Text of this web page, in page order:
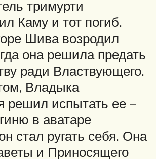
тримурти
Каму и тот погиб.
Шива возродил
она решила предать
ради Властвующего.
Владыка
решил испытать ее –
в аватаре
стал ругать себя. Она
и Приносящего